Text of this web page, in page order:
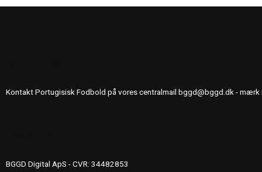
Kontakt Portugisisk Fodbold på vores centralmail bggd@bggd.dk - mærk
BGGD Digital ApS - CVR: 34482853